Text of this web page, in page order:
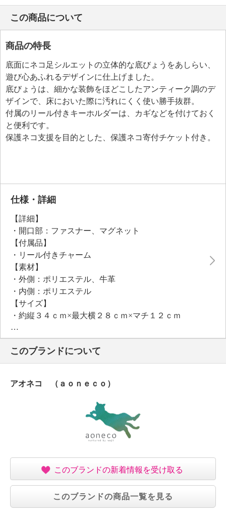
この商品について
商品の特長
底面にネコ足シルエットの立体的な底びょうをあしらい、
遊び心あふれるデザインに仕上げました。
底びょうは、細かな装飾をほどこしたアンティーク調のデ
ザインで、床においた際に汚れにくく使い勝手抜群。
付属のリール付きキーホルダーは、カギなどを付けておく
と便利です。
保護ネコ支援を目的とした、保護ネコ寄付チケット付き。
仕様・詳細
【詳細】
・開口部：ファスナー、マグネット
【付属品】
・リール付きチャーム
【素材】
・外側：ポリエステル、牛革
・内側：ポリエステル
【サイズ】
・約縦３４ｃｍ×最大横２８ｃｍ×マチ１２ｃｍ
・Ａ４サイズ：可
【重さ】
・約５３０ｇ
【個体差あり】
【原産国（地）】
このブランドについて
アオネコ （ａｏｎｅｃｏ）
このブランドの新着情報を受け取る
このブランドの商品一覧を見る